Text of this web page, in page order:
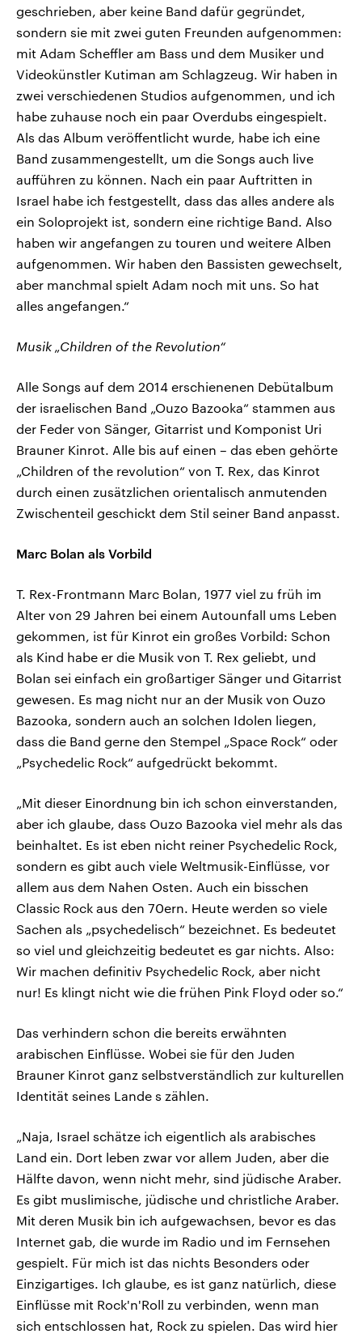
geschrieben, aber keine Band dafür gegründet,
sondern sie mit zwei guten Freunden aufgenommen:
mit Adam Scheffler am Bass und dem Musiker und
Videokünstler Kutiman am Schlagzeug. Wir haben in
zwei verschiedenen Studios aufgenommen, und ich
habe zuhause noch ein paar Overdubs eingespielt.
Als das Album veröffentlicht wurde, habe ich eine
Band zusammengestellt, um die Songs auch live
aufführen zu können. Nach ein paar Auftritten in
Israel habe ich festgestellt, dass das alles andere als
ein Soloprojekt ist, sondern eine richtige Band. Also
haben wir angefangen zu touren und weitere Alben
aufgenommen. Wir haben den Bassisten gewechselt,
aber manchmal spielt Adam noch mit uns. So hat
alles angefangen.“
Musik „Children of the Revolution“
Alle Songs auf dem 2014 erschienenen Debütalbum
der israelischen Band „Ouzo Bazooka“ stammen aus
der Feder von Sänger, Gitarrist und Komponist Uri
Brauner Kinrot. Alle bis auf einen – das eben gehörte
„Children of the revolution“ von T. Rex, das Kinrot
durch einen zusätzlichen orientalisch anmutenden
Zwischenteil geschickt dem Stil seiner Band anpasst.
Marc Bolan als Vorbild
T. Rex-Frontmann Marc Bolan, 1977 viel zu früh im
Alter von 29 Jahren bei einem Autounfall ums Leben
gekommen, ist für Kinrot ein großes Vorbild: Schon
als Kind habe er die Musik von T. Rex geliebt, und
Bolan sei einfach ein großartiger Sänger und Gitarrist
gewesen. Es mag nicht nur an der Musik von Ouzo
Bazooka, sondern auch an solchen Idolen liegen,
dass die Band gerne den Stempel „Space Rock“ oder
„Psychedelic Rock“ aufgedrückt bekommt.
„Mit dieser Einordnung bin ich schon einverstanden,
aber ich glaube, dass Ouzo Bazooka viel mehr als das
beinhaltet. Es ist eben nicht reiner Psychedelic Rock,
sondern es gibt auch viele Weltmusik-Einflüsse, vor
allem aus dem Nahen Osten. Auch ein bisschen
Classic Rock aus den 70ern. Heute werden so viele
Sachen als „psychedelisch“ bezeichnet. Es bedeutet
so viel und gleichzeitig bedeutet es gar nichts. Also:
Wir machen definitiv Psychedelic Rock, aber nicht
nur! Es klingt nicht wie die frühen Pink Floyd oder so.“
Das verhindern schon die bereits erwähnten
arabischen Einflüsse. Wobei sie für den Juden
Brauner Kinrot ganz selbstverständlich zur kulturellen
Identität seines Lande s zählen.
„Naja, Israel schätze ich eigentlich als arabisches
Land ein. Dort leben zwar vor allem Juden, aber die
Hälfte davon, wenn nicht mehr, sind jüdische Araber.
Es gibt muslimische, jüdische und christliche Araber.
Mit deren Musik bin ich aufgewachsen, bevor es das
Internet gab, die wurde im Radio und im Fernsehen
gespielt. Für mich ist das nichts Besonders oder
Einzigartiges. Ich glaube, es ist ganz natürlich, diese
Einflüsse mit Rock'n'Roll zu verbinden, wenn man
sich entschlossen hat, Rock zu spielen. Das wird hier